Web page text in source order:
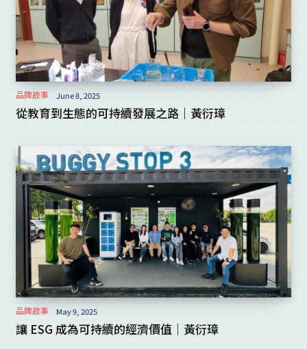
品牌故事 June 8, 2025
從教育到生態的可持續發展之路｜黃衍璋
品牌故事 May 9, 2025
讓 ESG 成為可持續的經濟價值｜黃衍璋